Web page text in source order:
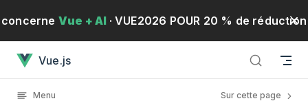
Passer au contenu
concerne Vue + AI · VUE2026 POUR 20 % de réduction
!· Du 19 au 21 mai 2026
Vue.js
Menu Sur cette page